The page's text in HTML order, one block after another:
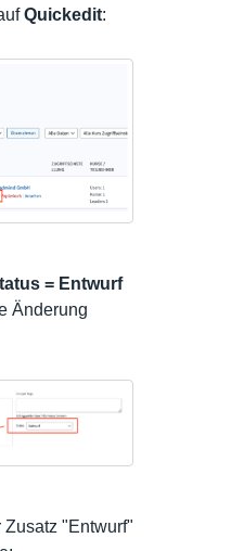
Quickedit:
= Entwurf
Änderung
Zusatz "Entwurf"